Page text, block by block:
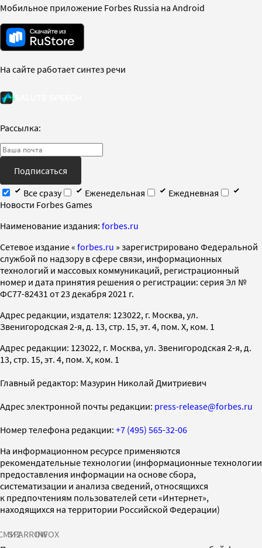
Мобильное приложение Forbes Russia на Android
На сайте работает синтез речи
Рассылка:
Подписаться
Все сразу
Еженедельная
Ежедневная
Новости Forbes Games
Наименование издания: forbes.ru
Cетевое издание « forbes.ru » зарегистрировано Федеральной
службой по надзору в сфере связи, информационных
технологий и массовых коммуникаций, регистрационный
номер и дата принятия решения о регистрации: серия Эл №
ФС77-82431 от 23 декабря 2021 г.
Адрес редакции, издателя: 123022, г. Москва, ул.
Звенигородская 2-я, д. 13, стр. 15, эт. 4, пом. X, ком. 1
Адрес редакции: 123022, г. Москва, ул. Звенигородская 2-я, д.
13, стр. 15, эт. 4, пом. X, ком. 1
Главный редактор: Мазурин Николай Дмитриевич
Адрес электронной почты редакции: press-release@forbes.ru
Номер телефона редакции: +7 (495) 565-32-06
На информационном ресурсе применяются
рекомендательные технологии (информационные технологии
предоставления информации на основе сбора,
систематизации и анализа сведений, относящихся
к предпочтениям пользователей сети «Интернет»,
находящихся на территории Российской Федерации)
SPARROWINFOX